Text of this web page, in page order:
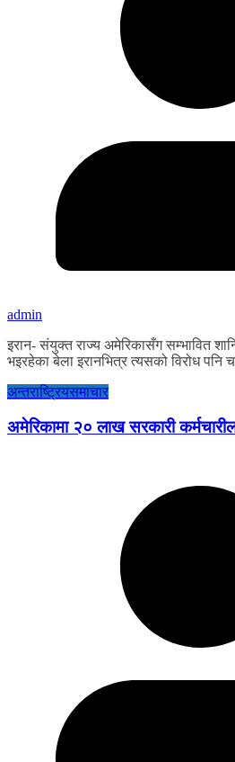
admin
इरान- संयुक्त राज्य अमेरिकासँग सम्भावित
भइरहेका बेला इरानभित्र त्यसको विरोध पनि
अन्तराष्ट्रियसमाचार
अमेरिकामा २० लाख सरकारी